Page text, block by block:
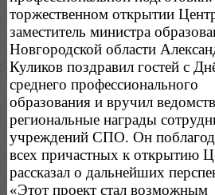
торжественном открытии
заместитель министра
Новгородской области
Куликов поздравил гостей с
среднего профессионального
образования и вручил
региональные награды
учреждений СПО. Он
всех причастных к открытию
рассказал о дальнейших
«Этот проект стал возможным